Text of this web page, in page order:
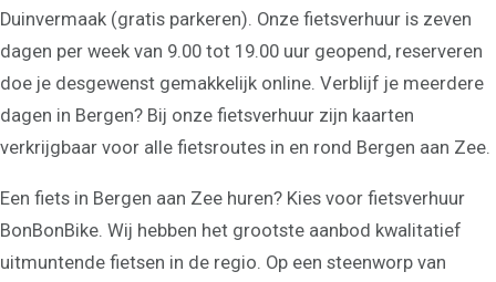
Duinvermaak (gratis parkeren). Onze fietsverhuur is zeven
dagen per week van 9.00 tot 19.00 uur geopend, reserveren
doe je desgewenst gemakkelijk online. Verblijf je meerdere
dagen in Bergen? Bij onze fietsverhuur zijn kaarten
verkrijgbaar voor alle fietsroutes in en rond Bergen aan Zee.
Een fiets in Bergen aan Zee huren? Kies voor fietsverhuur
BonBonBike. Wij hebben het grootste aanbod kwalitatief
uitmuntende fietsen in de regio. Op een steenworp van